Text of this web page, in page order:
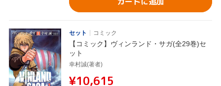
セット コミック
【コミック】ヴィンランド・サガ(全29巻)セ
ット
幸村誠(著者)
¥10,615